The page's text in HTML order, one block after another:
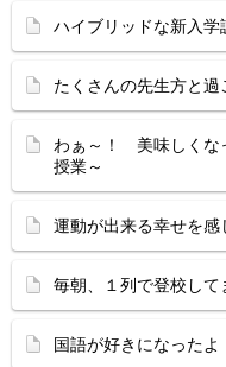
ハイブリッドな新入学
たくさんの先生方と過
わぁ～！ 美味しく
授業～
運動が出来る幸せを感
毎朝、１列で登校して
国語が好きになっ